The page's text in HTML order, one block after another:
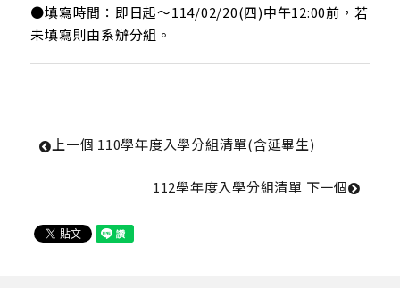
雙聯學制
國際菁英組
校外實習辦法
●填寫時間：即日起～114/02/20(四)中午12:00前，若
未填寫則由系辦分組。
上一個 110學年度入學分組清單(含延畢生)
112學年度入學分組清單 下一個